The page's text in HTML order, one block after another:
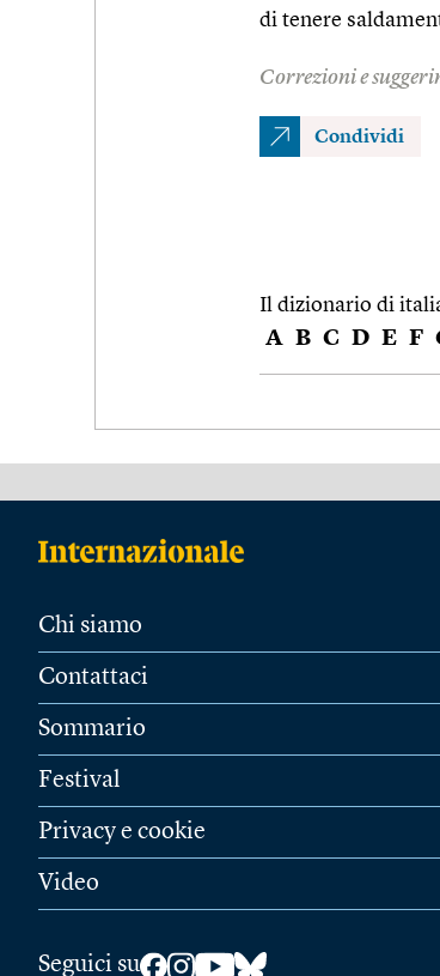
di tenere
Correzioni e
Condividi
Il dizionario di
A B C D E F
Chi siamo
Contattaci
Sommario
Festival
Privacy e cookie
Video
Seguici su